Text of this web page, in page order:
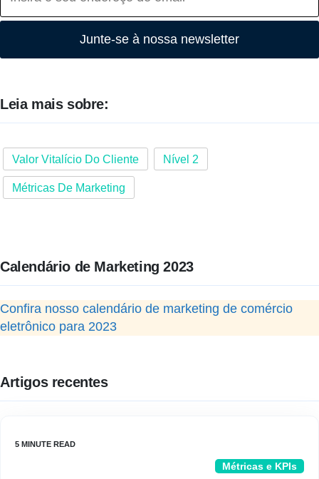
Junte-se à nossa newsletter
Leia mais sobre:
Valor Vitalício Do Cliente Nível 2
Métricas De Marketing
Calendário de Marketing 2023
Confira nosso calendário de marketing de comércio
eletrônico para 2023
Artigos recentes
Métricas e KPIs